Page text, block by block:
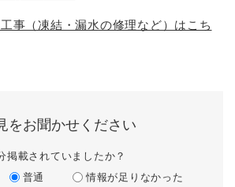
事（凍結・漏水の修理など）はこち
をお聞かせください
掲載されていましたか？
普通 情報が足りなかった